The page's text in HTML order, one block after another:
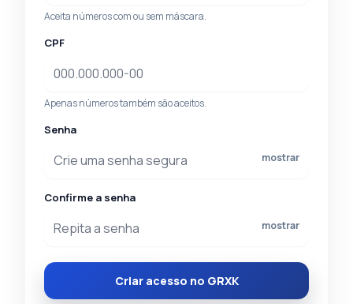
Aceita números com ou sem máscara.
CPF
Apenas números também são aceitos.
Senha
mostrar
Confirme a senha
mostrar
Criar acesso no GRXK